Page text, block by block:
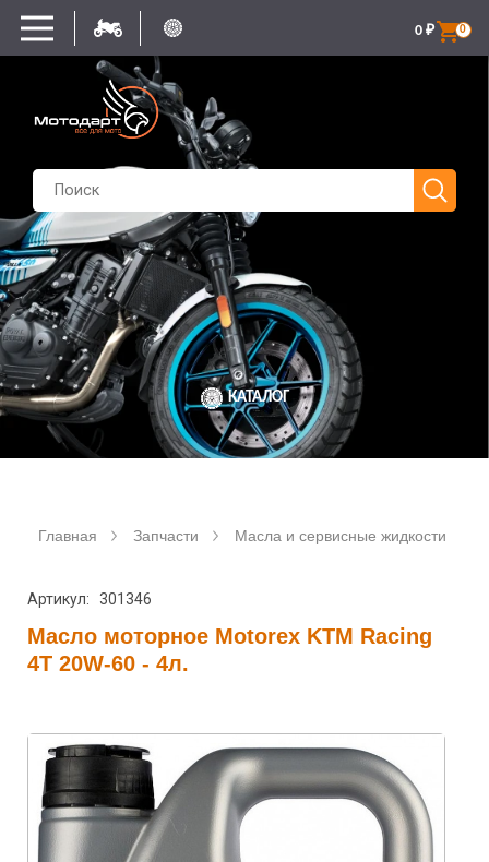
0
0 ₽
КАТАЛОГ
Главная Запчасти Масла и сервисные жидкости
Артикул: 301346
Масло моторное Motorex KTM Racing
4T 20W-60 - 4л.